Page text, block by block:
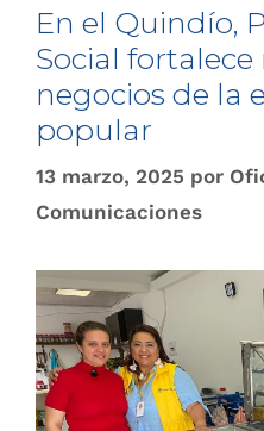
En el Quindío,
Social
negocios de la
popular
13 marzo, 2025 por
Comunicaciones